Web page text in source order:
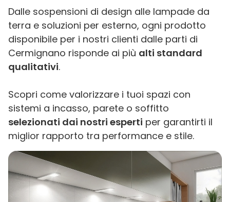
Dalle sospensioni di design alle lampade da
terra e soluzioni per esterno, ogni prodotto
disponibile per i nostri clienti dalle parti di
Cermignano risponde ai più alti standard
qualitativi.
Scopri come valorizzare i tuoi spazi con
sistemi a incasso, parete o soffitto
selezionati dai nostri esperti per garantirti il
miglior rapporto tra performance e stile.